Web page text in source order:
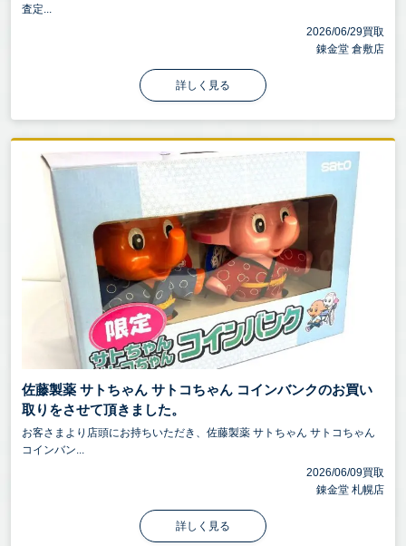
査定...
2026/06/29買取
錬金堂 倉敷店
詳しく見る
佐藤製薬 サトちゃん サトコちゃん コインバンクのお買い
取りをさせて頂きました。
お客さまより店頭にお持ちいただき、佐藤製薬 サトちゃん サトコちゃん
コインバン...
2026/06/09買取
錬金堂 札幌店
詳しく見る